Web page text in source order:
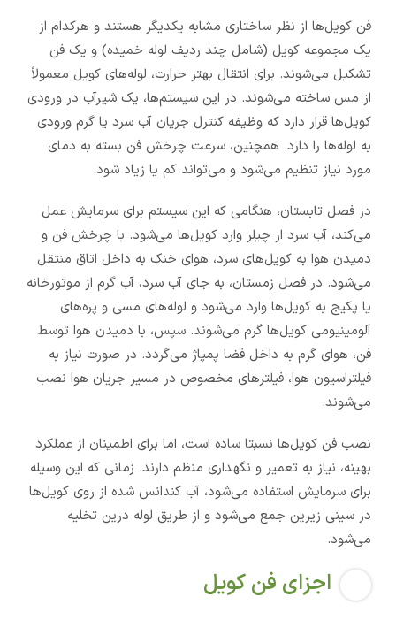
فن کویل‌ها از نظر ساختاری مشابه یکدیگر هستند و هرکدام از
یک مجموعه کویل (شامل چند ردیف لوله خمیده) و یک فن
تشکیل می‌شوند. برای انتقال بهتر حرارت، لوله‌های کویل معمولاً
از مس ساخته می‌شوند. در این سیستم‌ها، یک شیرآب در ورودی
کویل‌ها قرار دارد که وظیفه کنترل جریان آب سرد یا گرم ورودی
به لوله‌ها را دارد. همچنین، سرعت چرخش فن بسته به دمای
مورد نیاز تنظیم می‌شود و می‌تواند کم یا زیاد شود.
در فصل تابستان، هنگامی که این سیستم برای سرمایش عمل
می‌کند، آب سرد از چیلر وارد کویل‌ها می‌شود. با چرخش فن و
دمیدن هوا به کویل‌های سرد، هوای خنک به داخل اتاق منتقل
می‌شود. در فصل زمستان، به جای آب سرد، آب گرم از موتورخانه
یا پکیج به کویل‌ها وارد می‌شود و لوله‌های مسی و پره‌های
آلومینیومی کویل‌ها گرم می‌شوند. سپس، با دمیدن هوا توسط
فن، هوای گرم به داخل فضا پمپاژ می‌گردد. در صورت نیاز به
فیلتراسیون هوا، فیلترهای مخصوص در مسیر جریان هوا نصب
می‌شوند.
نصب فن کویل‌ها نسبتا ساده است، اما برای اطمینان از عملکرد
بهینه، نیاز به تعمیر و نگهداری منظم دارند. زمانی که این وسیله
برای سرمایش استفاده می‌شود، آب کندانس شده از روی کویل‌ها
در سینی زیرین جمع می‌شود و از طریق لوله درین تخلیه
می‌شود.
اجزای فن کویل